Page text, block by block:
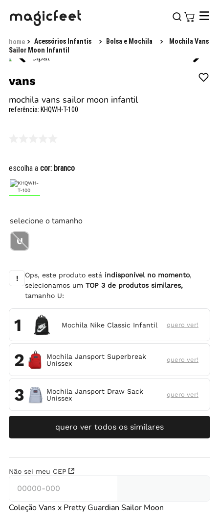
Acessórios Infantis Bolsa e Mochila
Mochila Vans
Sailor Moon Infantil
vans
mochila vans sailor moon infantil
referência: KHQWH-T-100
escolha a cor: branco
selecione o tamanho
U
! Ops, este produto está indisponível no momento,
selecionamos um TOP 3de produtos similares,
tamanho U:
1 Mochila Nike Classic Infantil quero ver!
2
Mochila Jansport Superbreak
Unissex
quero ver!
3
Mochila Jansport Draw Sack
Unissex
quero ver!
quero ver todos os similares
Não sei meu CEP
Coleção Vans x Pretty Guardian Sailor Moon